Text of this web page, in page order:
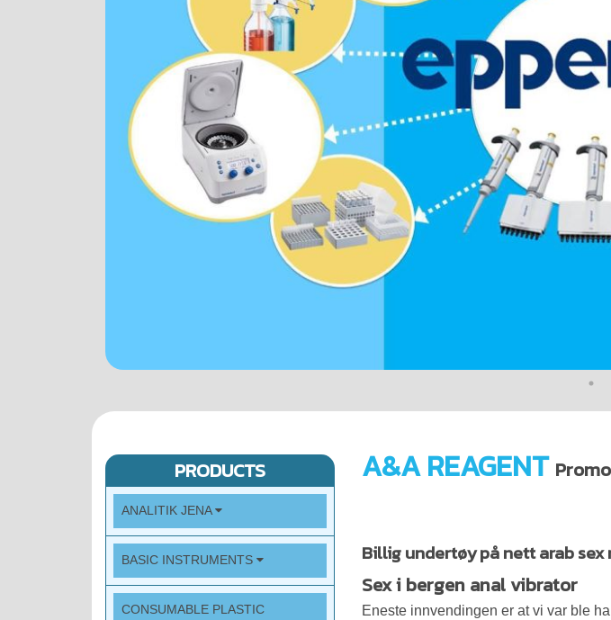
PRODUCTS
ANALITIK JENA
BASIC INSTRUMENTS
CONSUMABLE PLASTIC
A&A REAGENT
Billig undertøy på nett arab
Sex i bergen anal vibrator
Eneste innvendingen er at vi var ble